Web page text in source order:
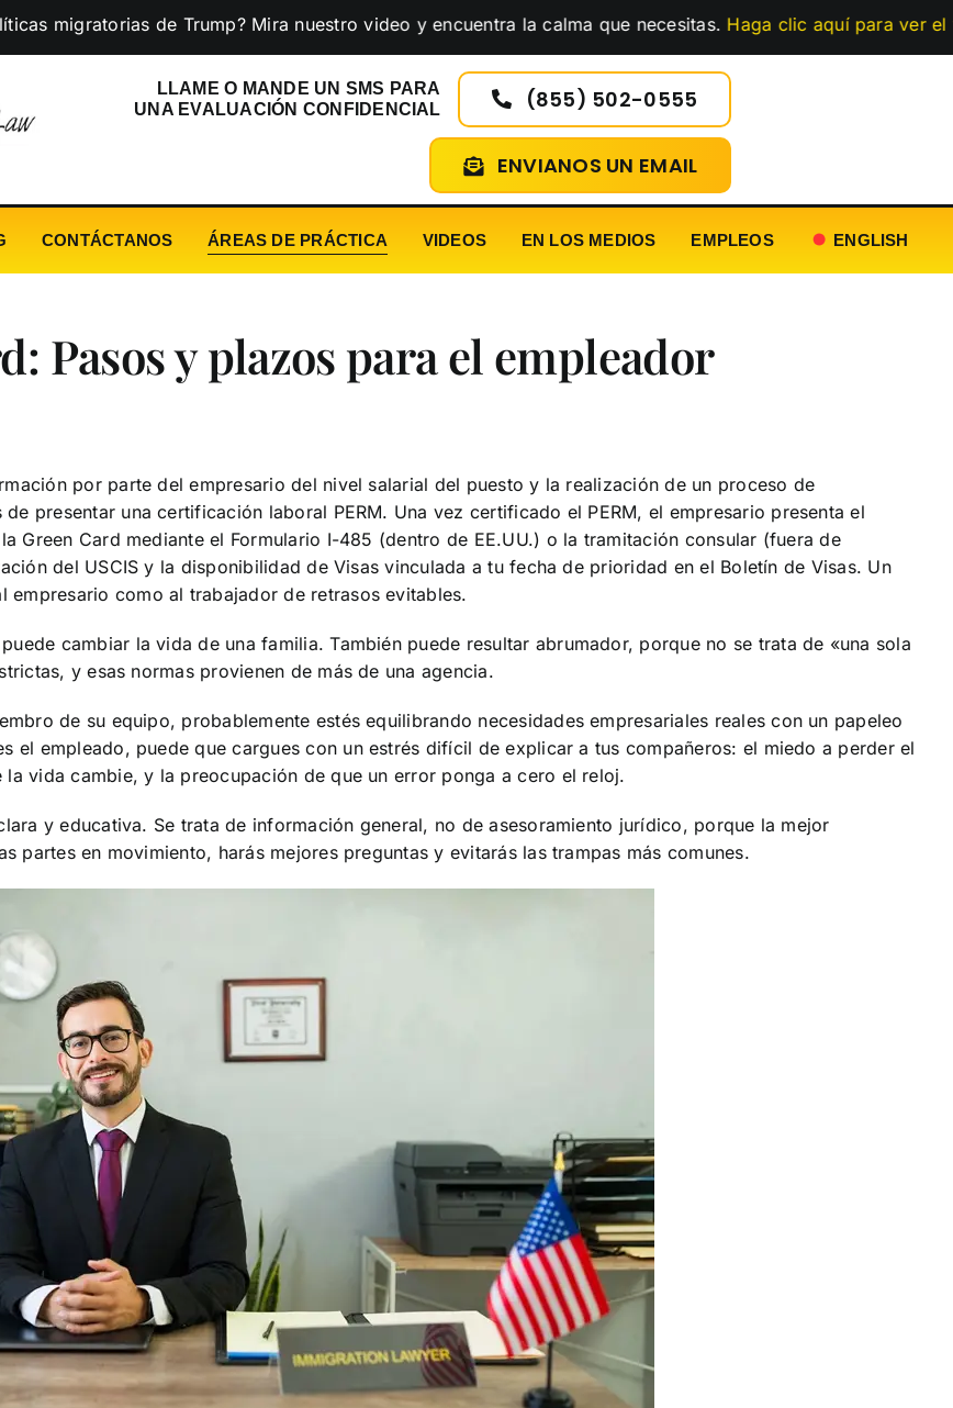
de Trump? Mira nuestro video y encuentra la calma que necesitas.Haga clic aquí para ver el vídeo…
LLAME O MANDE UN SMS PARA
UNA EVALUACIÓN CONFIDENCIAL
(855) 502-0555
ENVIANOS UN EMAIL
CONTÁCTANOS ÁREAS DE PRÁCTICA VIDEOS EN LOS MEDIOS EMPLEOS ENGLISH
Pasos y plazos para el empleador
por parte del empresario del nivel salarial del puesto y la realización de un proceso de
presentar una certificación laboral PERM. Una vez certificado el PERM, el empresario presenta el
Green Card mediante el Formulario I-485 (dentro de EE.UU.) o la tramitación consular (fuera de
del USCIS y la disponibilidad de Visas vinculada a tu fecha de prioridad en el Boletín de Visas. Un
como al trabajador de retrasos evitables.
cambiar la vida de una familia. También puede resultar abrumador, porque no se trata de «una sola
y esas normas provienen de más de una agencia.
de su equipo, probablemente estés equilibrando necesidades empresariales reales con un papeleo
el empleado, puede que cargues con un estrés difícil de explicar a tus compañeros: el miedo a perder el
vida cambie, y la preocupación de que un error ponga a cero el reloj.
y educativa. Se trata de información general, no de asesoramiento jurídico, porque la mejor
partes en movimiento, harás mejores preguntas y evitarás las trampas más comunes.